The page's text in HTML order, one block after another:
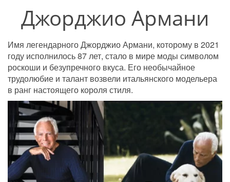
Джорджио Армани
Имя легендарного Джорджио Армани, которому в 2021
году исполнилось 87 лет, стало в мире моды символом
роскоши и безупречного вкуса. Его необычайное
трудолюбие и талант возвели итальянского модельера
в ранг настоящего короля стиля.